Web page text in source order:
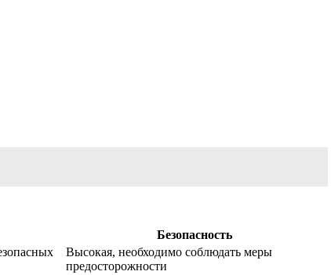
Безопасность
Высокая, необходимо соблюдать меры
предосторожности